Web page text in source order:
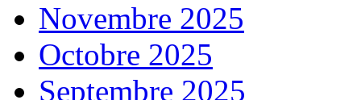
Novembre 2025
Octobre 2025
Septembre 2025